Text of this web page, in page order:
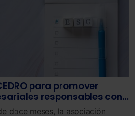
para promover
responsables con
doce meses, la asociación